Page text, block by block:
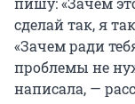
сделай так, я
«Зачем ради
проблемы не
написала, —